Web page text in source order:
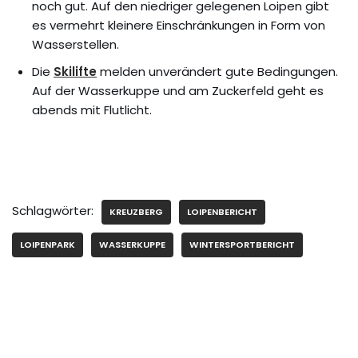
noch gut. Auf den niedriger gelegenen Loipen gibt
es vermehrt kleinere Einschränkungen in Form von
Wasserstellen.
Die Skiliftemelden unverändert gute Bedingungen.
Auf der Wasserkuppe und am Zuckerfeld geht es
abends mit Flutlicht.
Schlagwörter: KREUZBERG LOIPENBERICHT
LOIPENPARK WASSERKUPPE WINTERSPORTBERICHT